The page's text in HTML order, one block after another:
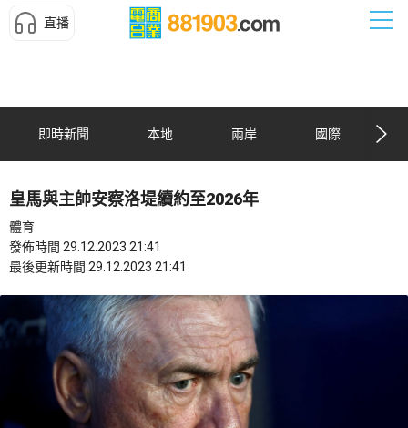
直播
即時新聞 本地 兩岸 國際
皇馬與主帥安察洛堤續約至2026年
體育
發佈時間 29.12.2023 21:41
最後更新時間 29.12.2023 21:41